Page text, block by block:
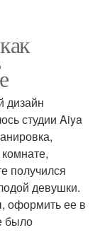
дизайн
студии Aiya
получился
девушки.
оформить ее в
было